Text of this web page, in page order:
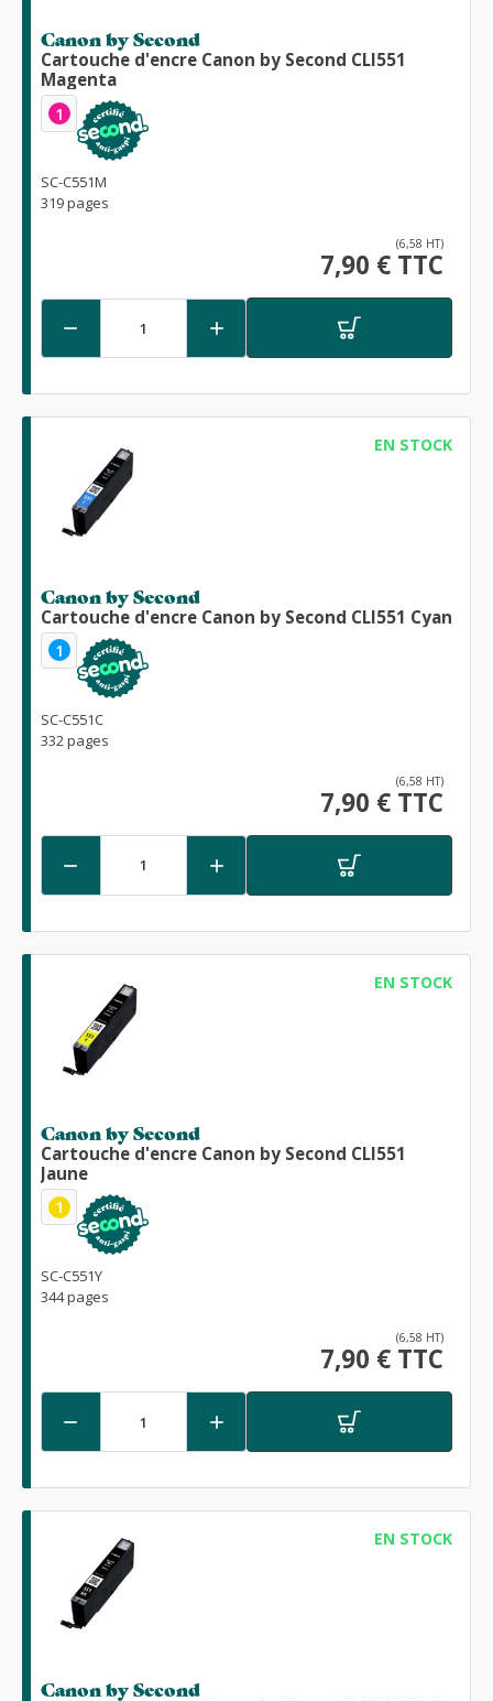
Canon by Second
Cartouche d'encre Canon by Second CLI551
Magenta
1
SC-C551M
319 pages
(6,58 HT)
7,90 € TTC
 
EN STOCK
Canon by Second
Cartouche d'encre Canon by Second CLI551 Cyan
1
SC-C551C
332 pages
(6,58 HT)
7,90 € TTC
 
EN STOCK
Canon by Second
Cartouche d'encre Canon by Second CLI551
Jaune
1
SC-C551Y
344 pages
(6,58 HT)
7,90 € TTC
 
EN STOCK
Canon by Second